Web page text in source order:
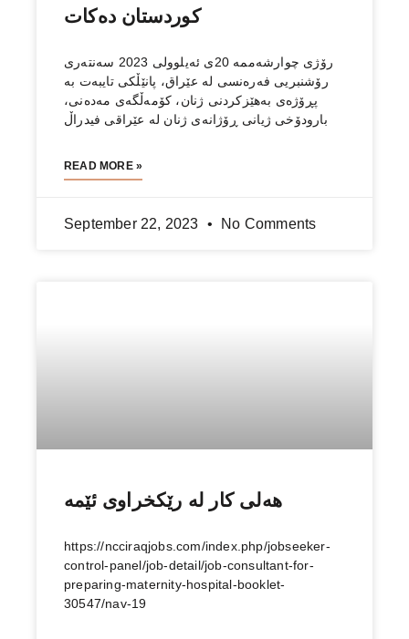
کوردستان دەكات
رۆژی چوارشه‌ممه‌ 20ی ئه‌یلوولی 2023 سه‌نته‌ری
رۆشنبریی فه‌ره‌نسی له‌ عێراق، پانێڵكی تایبه‌ت به‌
پڕۆژەی بەهێزکردنی ژنان، کۆمەڵگەی مەدەنی،
بارودۆخی ژیانی ڕۆژانەی ژنان له‌ عێراقی فیدراڵ
READ MORE »
September 22, 2023 No Comments
هەلی كار لە رێكخراوی ئێمە
https://ncciraqjobs.com/index.php/jobseeker-
control-panel/job-detail/job-consultant-for-
preparing-maternity-hospital-booklet-
30547/nav-19